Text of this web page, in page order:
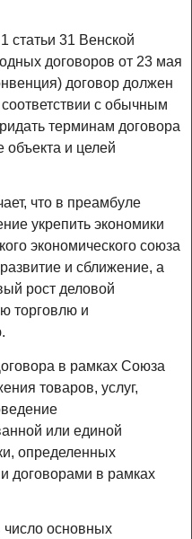
статьи 31 Венской
договоров от 23 мая
договор должен
с обычным
терминам договора
объекта и целей
что в преамбуле
укрепить экономики
экономического союза
и сближение, а
рост деловой
торговлю и
в рамках Союза
товаров, услуг,
или единой
определенных
договорами в рамках
число основных